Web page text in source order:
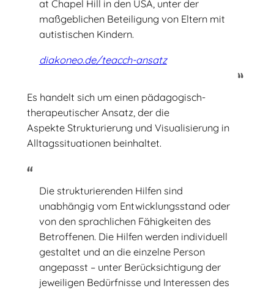
at Chapel Hill in den USA, unter der
maßgeblichen Beteiligung von Eltern mit
autistischen Kindern.
diakoneo.de/teacch-ansatz
Es handelt sich um einen pädagogisch-
therapeutischer Ansatz, der die
Aspekte Strukturierung und Visualisierung in
Alltagssituationen beinhaltet.
Die strukturierenden Hilfen sind
unabhängig vom Entwicklungsstand oder
von den sprachlichen Fähigkeiten des
Betroffenen. Die Hilfen werden individuell
gestaltet und an die einzelne Person
angepasst – unter Berücksichtigung der
jeweiligen Bedürfnisse und Interessen des